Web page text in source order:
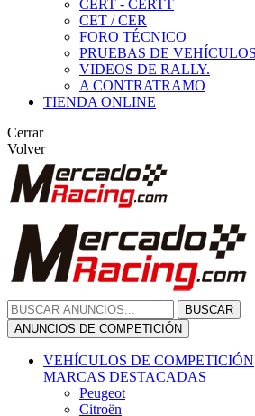
CERT - CERTT
CET / CER
FORO TÉCNICO
PRUEBAS DE
VIDEOS DE RALLY.
A CONTRATRAMO
TIENDA ONLINE
Cerrar
Volver
BUSCAR
ANUNCIOS DE COMPETICIÓN
VEHÍCULOS DE COMPETICIÓN
MARCAS DESTACADAS
Peugeot
Citroën